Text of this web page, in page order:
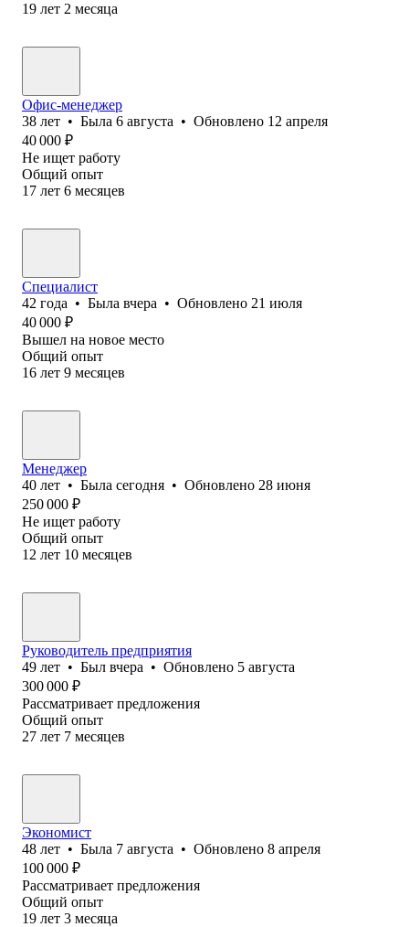
19 лет 2 месяца
Офис-менеджер
38 лет • Была 6 августа • Обновлено 12 апреля
40 000 ₽
Не ищет работу
Общий опыт
17 лет 6 месяцев
Специалист
42 года • Была вчера • Обновлено 21 июля
40 000 ₽
Вышел на новое место
Общий опыт
16 лет 9 месяцев
Менеджер
40 лет • Была сегодня • Обновлено 28 июня
250 000 ₽
Не ищет работу
Общий опыт
12 лет 10 месяцев
Руководитель предприятия
49 лет • Был вчера • Обновлено 5 августа
300 000 ₽
Рассматривает предложения
Общий опыт
27 лет 7 месяцев
Экономист
48 лет • Была 7 августа • Обновлено 8 апреля
100 000 ₽
Рассматривает предложения
Общий опыт
19 лет 3 месяца